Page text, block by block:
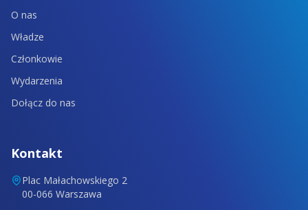
O nas
Władze
Członkowie
Wydarzenia
Dołącz do nas
Kontakt
Plac Małachowskiego 2
00-066 Warszawa